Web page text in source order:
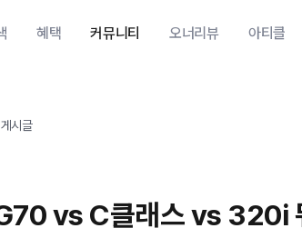
혜택 커뮤니티 오너리뷰 아티클
게시글
vs C클래스 vs 320i